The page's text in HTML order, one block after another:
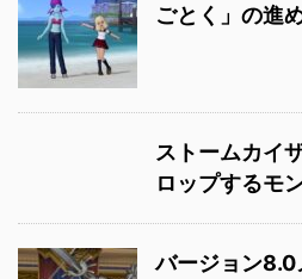
ごとく」の進
ストームカイ
ロップするモ
バージョン8.0